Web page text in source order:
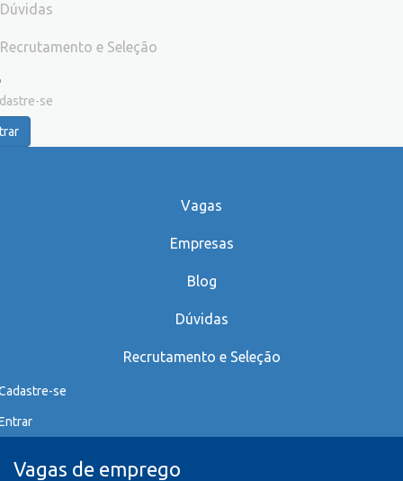
Dúvidas
Recrutamento e Seleção
se
Vagas
Empresas
Blog
Dúvidas
Recrutamento e Seleção
se
Vagas de emprego